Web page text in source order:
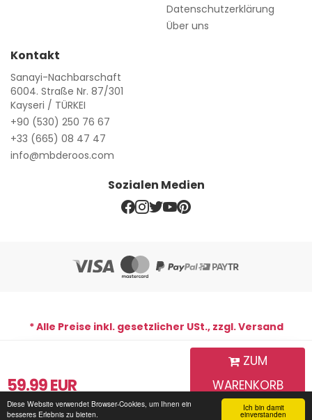
Ich bin damit
einverstanden
Diese Website verwendet Browser-Cookies, um Ihnen ein
besseres Erlebnis zu bieten.
59.99EUR
ZUM
WARENKORB
HINZUFÜGEN
Datenschutzerklärung
Über uns
Kontakt
Sanayi-Nachbarschaft
6004. Straße Nr. 87/301
Kayseri / TÜRKEI
+90 (530) 250 76 67
+33 (665) 08 47 47
info@mbderoos.com
Sozialen Medien
* Alle Preise inkl. gesetzlicher USt., zzgl. Versand
Copyright © 2026 MB De Roos | Alle Rechte vorbehalten. Mb
De Roos
Startseite
Login für
Mein Warenkorb SendungsverfolgungKommunikation